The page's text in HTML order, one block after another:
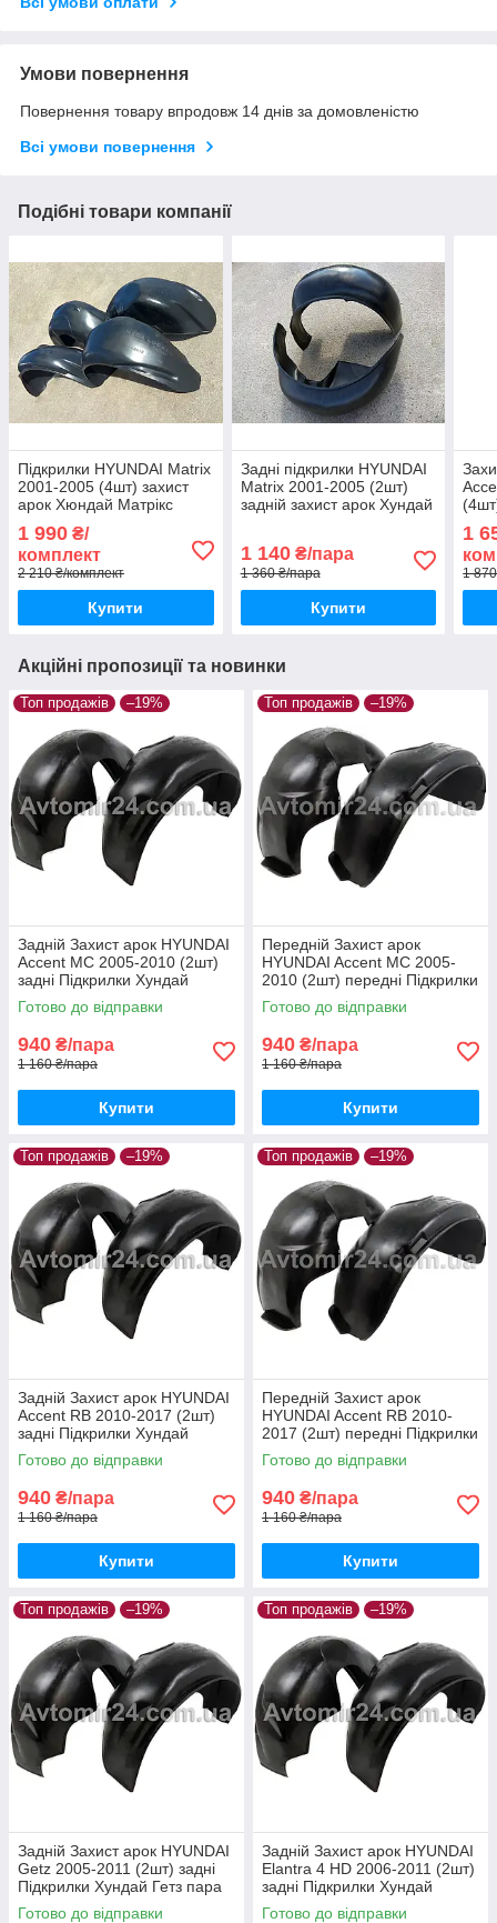
Умови повернення
Повернення товару впродовж 14 днів за домовленістю
Всі умови повернення
Подібні товари компанії
Підкрилки HYUNDAI Matrix
2001-2005 (4шт) захист
арок Хюндай Матрікс
1 990 ₴/
комплект
2 210 ₴/комплект
Купити
Задні підкрилки HYUNDAI
Matrix 2001-2005 (2шт)
задній захист арок Хундай
1 140₴/пара
1 360 ₴/пара
Купити
1
1
Акційні пропозиції та новинки
Топ продажів –19%
Задній Захист арок HYUNDAI
Accent MC 2005-2010 (2шт)
задні Підкрилки Хундай
Акцент МС пара задніх
Готово до відправки
940 ₴/пара
1 160 ₴/пара
Купити
Топ продажів –19%
Передній Захист арок
HYUNDAI Accent MC 2005-
2010 (2шт) передні Підкрилки
Хюндай Аксент МС пара
передніх
Готово до відправки
940 ₴/пара
1 160 ₴/пара
Купити
Топ продажів –19%
Задній Захист арок HYUNDAI
Accent RB 2010-2017 (2шт)
задні Підкрилки Хундай
Акцент РБ пара задніх
Готово до відправки
940 ₴/пара
1 160 ₴/пара
Купити
Топ продажів –19%
Передній Захист арок
HYUNDAI Accent RB 2010-
2017 (2шт) передні Підкрилки
Хюндай Аксент РБ пара
передніх
Готово до відправки
940 ₴/пара
1 160 ₴/пара
Купити
Топ продажів –19%
Задній Захист арок HYUNDAI
Getz 2005-2011 (2шт) задні
Підкрилки Хундай Гетз пара
задніх
Готово до відправки
Топ продажів –19%
Задній Захист арок HYUNDAI
Elantra 4 HD 2006-2011 (2шт)
задні Підкрилки Хундай
Елантра 4 НД пара задніх
Готово до відправки